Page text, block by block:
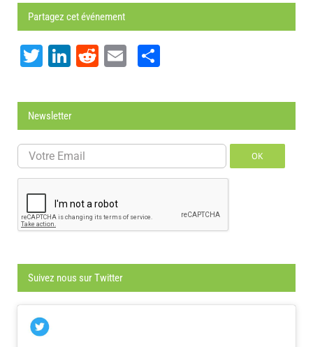
Partagez cet événement
Twitter
LinkedIn
Reddit
Email
Newsletter
OK
Suivez nous sur Twitter